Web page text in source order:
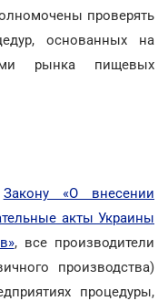
проверять
основанных на
рынка пищевых
Закону «О внесении
акты Украины
, все производители
производства)
процедуры,